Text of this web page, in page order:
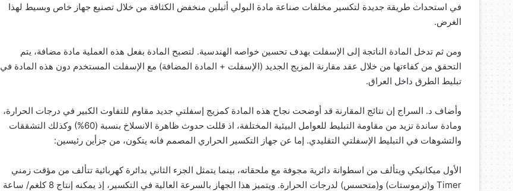
في استحداث طريقة جديدة لتكسير مخلفات صناعة مادة البولي أثيلين منخفض الكثافة من خلال تصنيع جهاز خاص وبسيط لهذا
الغرض.
ومن ثم تدخل المادة الناتجة إلى الإسفلت بهدف تحسين خواصه الهندسية. لتصبح المادة بفعل هذه العملية مادة مضافة، يتم
التحقق من كفاءتها من خلال عقد مقارنة المزيج الجديد (الإسفلت + المادة المضافة) مع الإسفلت المستخدم دون هذه المادة في
تبليط الطرق داخل العراق.
وأضاف د. السراج إن نتائج المقارنة قد أوضحت نجاح هذه المادة كمزيج إسفلتي جديد مقاوم للتفاوت الكبير في درجات الحرارة،
ومادة ساندة تزيد من مقاومة التبليط للعوامل البيئية المختلفة، اذ قللت حدوث ظاهرة الانسلاخ بنسبة (60%) وكذلك التشققات
والتشوهات في التبليط الإسفلتي التقليدي. إما عن جهاز التكسير الحراري المصمم فانه يتكون، من جزأين رئيسين:
الأول ميكانيكي ويتألف من اسطوانة دائرية مجوفة مع ملحقاته، بينما يتمثل الجزء الثاني بدائرة كهربائية تتألف من مؤقت زمني
Timer و(ثرموستات) و(متحسس) لدرجات الحرارة. ويتميز هذا الجهاز بالسرعة العالية في التكسير، إذ يمكنه إنتاج 8 كلغم/ ساعة